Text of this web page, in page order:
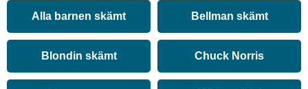
Alla barnen skämt Bellman skämt
Blondin skämt Chuck Norris